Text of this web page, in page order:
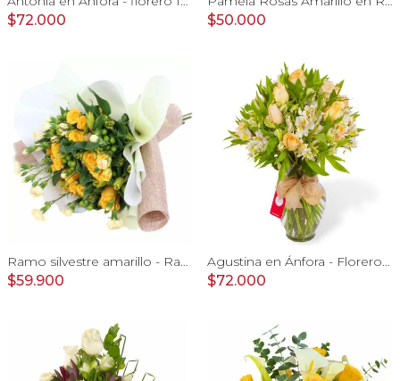
$72.000 $50.000
Ramo silvestre amarillo - Ramo de flores circular con rosas amarillas, claveles, astromelias e hypericum verde
$59.900
Agustina en Ánfora - Florero 18 rosas damasco y astromelias
$72.000